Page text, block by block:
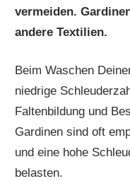
vermeiden.
andere Textilien.
Beim Waschen
niedrige
Faltenbildung und
Gardinen sind oft
und eine hohe
belasten.